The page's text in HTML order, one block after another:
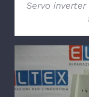
Servo inverter